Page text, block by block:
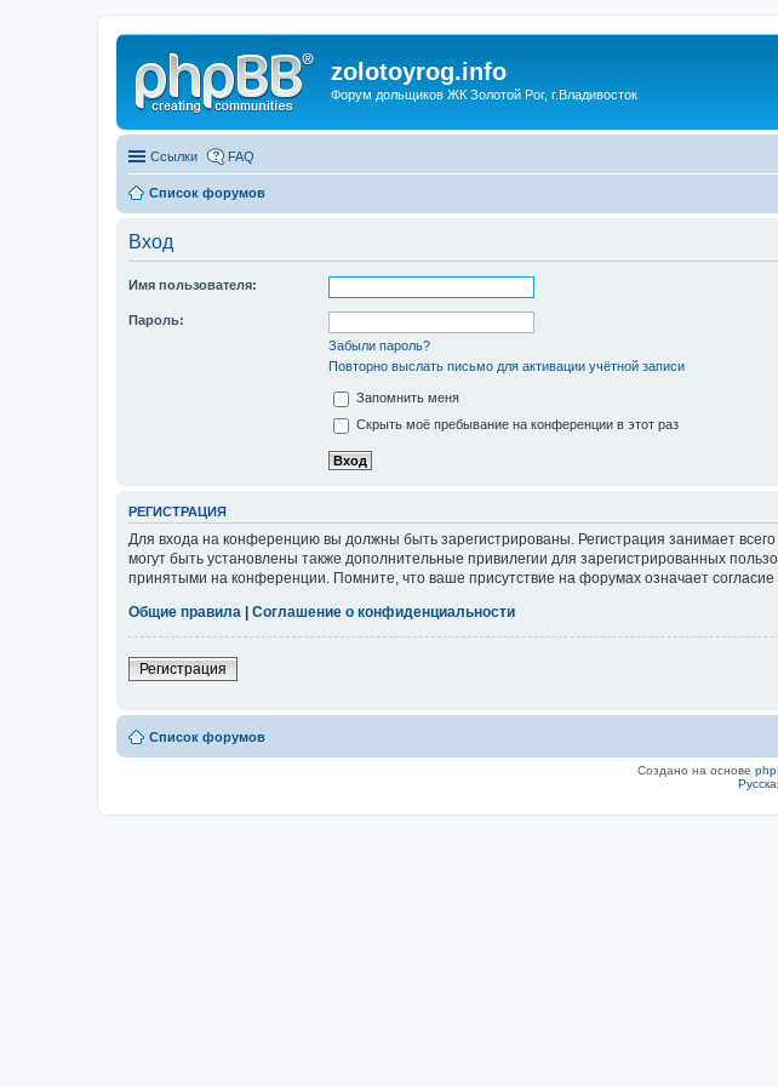
zolotoyrog.info
Форум дольщиков ЖК Золотой Рог, г.Владивосток
Ссылки FAQ
Список форумов
Вход
Имя пользователя:
Пароль:
Забыли пароль?
Повторно выслать письмо для активации учётной записи
Запомнить меня
Скрыть моё пребывание на конференции в этот раз
РЕГИСТРАЦИЯ
Для входа на конференцию вы должны быть зарегистрированы. Регистрация занимает
могут быть установлены также дополнительные привилегии для зарегистрированных
принятыми на конференции. Помните, что ваше присутствие на форумах означает
Общие правила
Соглашение о конфиденциальности
Регистрация
Список форумов
Создано на основе